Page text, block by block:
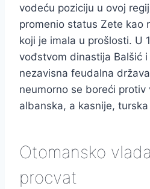
vodeću poziciju u ovoj
promenio status Zete kao
koji je imala u prošlosti. U
vođstvom dinastija Balšić
nezavisna feudalna
neumorno se boreći protiv
albanska, a kasnije,
Otomansko
procvat